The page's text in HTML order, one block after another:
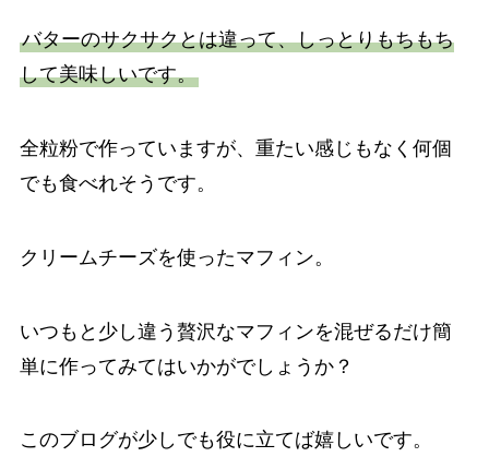
バターのサクサクとは違って、しっとりもちもち
して美味しいです。
全粒粉で作っていますが、重たい感じもなく何個
でも食べれそうです。
クリームチーズを使ったマフィン。
いつもと少し違う贅沢なマフィンを混ぜるだけ簡
単に作ってみてはいかがでしょうか？
このブログが少しでも役に立てば嬉しいです。